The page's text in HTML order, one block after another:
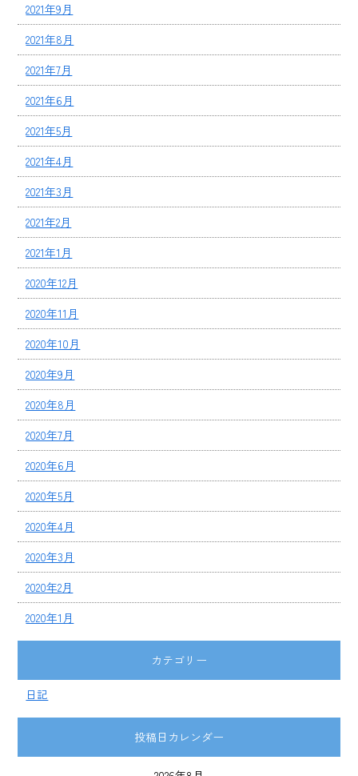
2021年9月
2021年8月
2021年7月
2021年6月
2021年5月
2021年4月
2021年3月
2021年2月
2021年1月
2020年12月
2020年11月
2020年10月
2020年9月
2020年8月
2020年7月
2020年6月
2020年5月
2020年4月
2020年3月
2020年2月
2020年1月
カテゴリー
日記
投稿日カレンダー